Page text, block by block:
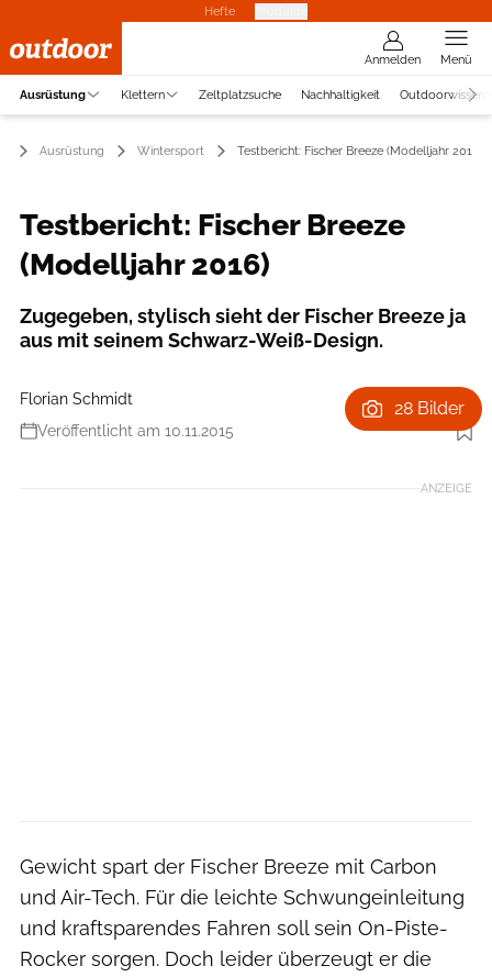
Hefte
Anmelden Menü
Ausrüstung Klettern Zeltplatzsuche Nachhaltigkeit Outdoorwissen
Ausrüstung Wintersport Testbericht: Fischer Breeze (Modelljahr 2016)
Testbericht: Fischer Breeze
(Modelljahr 2016)
Zugegeben, stylisch sieht der Fischer Breeze ja
aus mit seinem Schwarz-Weiß-Design.
Florian Schmidt
Veröffentlicht am 10.11.2015
Foto: Hersteller
28 Bilder
ANZEIGE
Gewicht spart der Fischer Breeze mit Carbon
und Air-Tech. Für die leichte Schwungeinleitung
und kraftsparendes Fahren soll sein On-Piste-
Rocker sorgen. Doch leider überzeugt er die